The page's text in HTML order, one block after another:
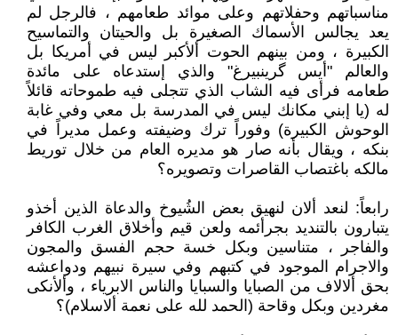
مناسباتهم وحفلاتهم وعلى موائد طعامهم ، فالرجل لم
يعد يجالس الأسماك الصغيرة بل والحيتان والتماسيح
الكبيرة ، ومن بينهم الحوت ألأكبر ليس في أمريكا بل
والعالم "أيس گرينبيرغ" والذي إستدعاه على مائدة
طعامه فرأى فيه الشاب الذي تتجلى فيه طموحاته قائلاً
له (يا إبني مكانك ليس في المدرسة بل معي وفي غابة
الوحوش الكبيرة) وفوراً ترك وضيفته وعمل مديراً في
بنكه ، ويقال بأنه صار هو مديره العام من خلال توريط
مالكه باغتصاب القاصرات وتصويره؟
رابعاً: لنعد ألان لنهيق بعض الشُيوخ والدعاة الذين أخذو
يتبارون بالتنديد بجرأئمه ولعن قيم وأخلاق الغرب الكافر
والفاجر ، متناسين وبكل خسة حجم الفسق والمجون
والاجرام الموجود في كتبهم وفي سيرة نبيهم ودواعشه
بحق ألالاف من الصبايا والسبايا والناس الابرياء ، وألأنكى
مغردين وبكل وقاحة (الحمد لله على نعمة ألاسلام)؟